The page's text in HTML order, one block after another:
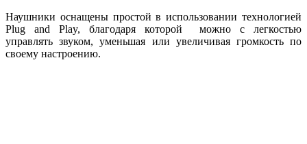
Наушники оснащены простой в использовании технологией
Plug and Play, благодаря которой можно с легкостью
управлять звуком, уменьшая или увеличивая громкость по
своему настроению.